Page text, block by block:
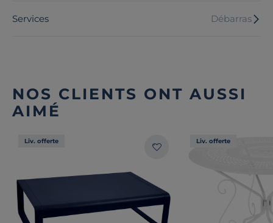
Services Débarras
NOS CLIENTS ONT AUSSI
AIMÉ
Liv. offerte Liv. offerte